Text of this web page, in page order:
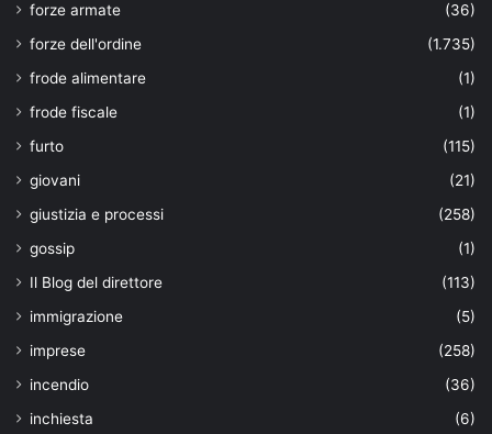
forze armate
(36)
forze dell'ordine
(1.735)
frode alimentare
(1)
frode fiscale
(1)
furto
(115)
giovani
(21)
giustizia e processi
(258)
gossip
(1)
Il Blog del direttore
(113)
immigrazione
(5)
imprese
(258)
incendio
(36)
inchiesta
(6)